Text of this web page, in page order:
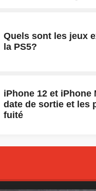
Quels sont les jeux
la PS5?
iPhone 12 et iPhone
date de sortie et les
fuité